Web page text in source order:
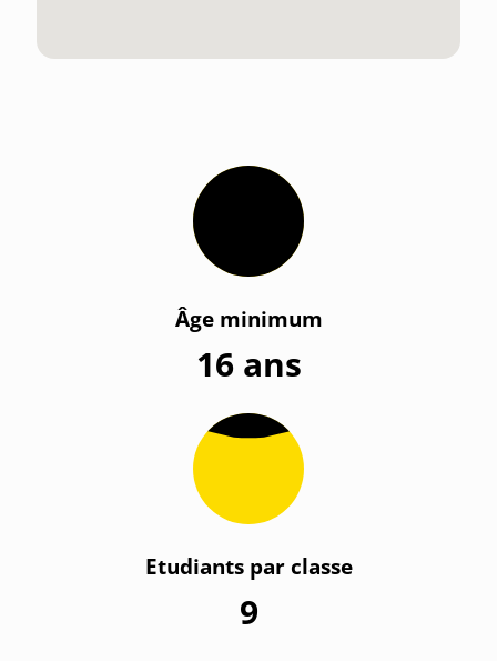
Âge minimum
16 ans
Etudiants par classe
9